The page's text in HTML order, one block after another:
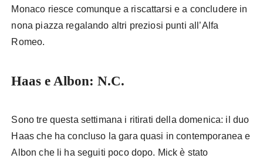
Monaco riesce comunque a riscattarsi e a concludere in
nona piazza regalando altri preziosi punti all’Alfa
Romeo.
Haas e Albon: N.C.
Sono tre questa settimana i ritirati della domenica: il duo
Haas che ha concluso la gara quasi in contemporanea e
Albon che li ha seguiti poco dopo. Mick è stato